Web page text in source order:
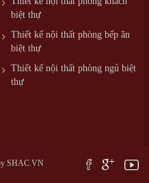
biệt thự
Thiết kế nội thất phòng bếp ăn
biệt thự
Thiết kế nội thất phòng ngủ biệt
thự
SHAC.VN